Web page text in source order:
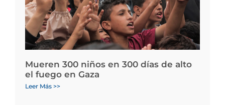
Mueren 300 niños en 300 días de alto
el fuego en Gaza
Leer Más >>